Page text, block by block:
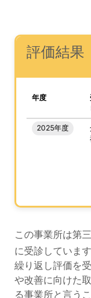
ナビゲーション
次は事業所評価
(タイトル)
評価結果
、この事業
年度
2025年度
評価結果のPDF
この事業所は第
に受診しています
繰り返し評価を
や改善に向けた
る事業所と言う